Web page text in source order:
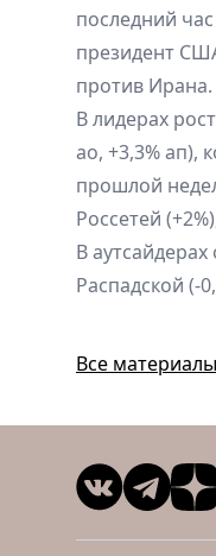
последний
президент
против Ирана.
В лидерах
ао, +3,3% ап),
прошлой
Россетей
В
Распадской (-
Все материалы